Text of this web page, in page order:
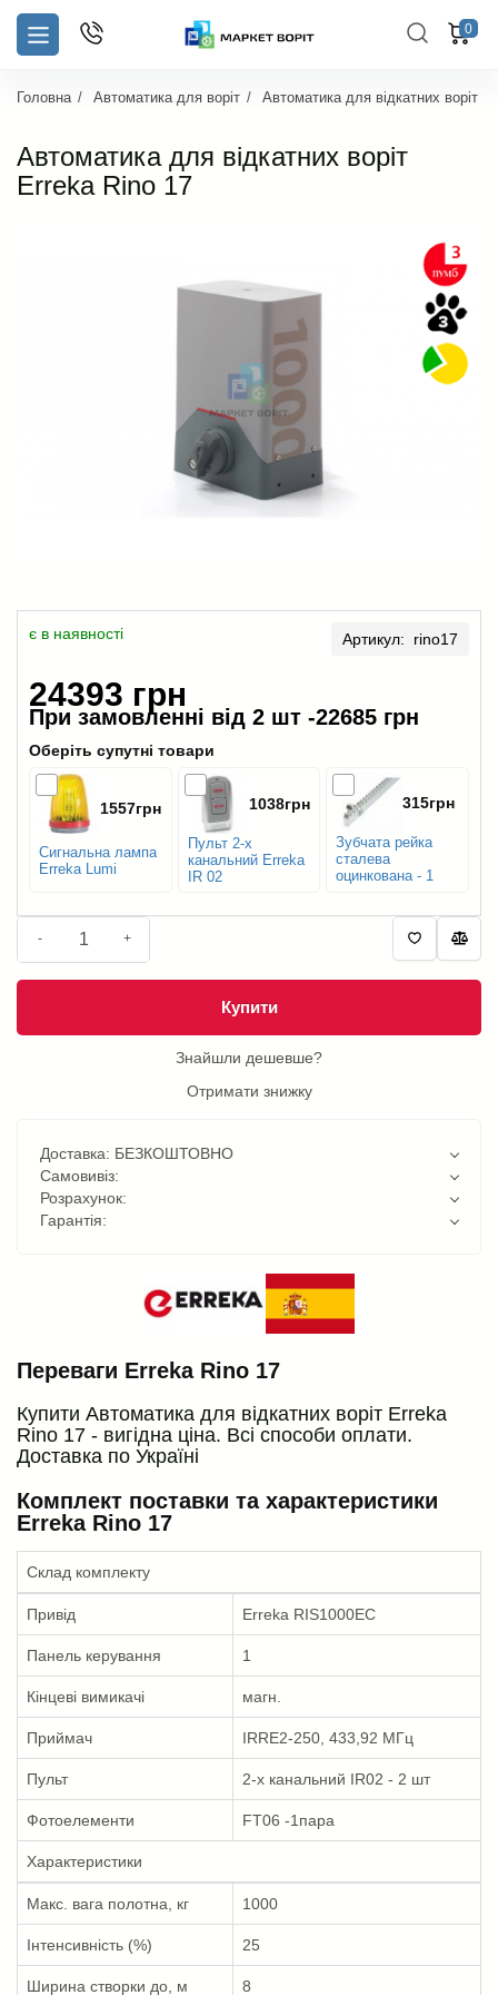
0
Головна Автоматика для воріт Автоматика для відкатних воріт
Автоматика для відкатних воріт
Erreka Rino 17
є в наявності Артикул: rino17
24393 грн
При замовленні від 2 шт -22685 грн
Оберіть супутні товари
Сигнальна лампа
Erreka Lumi
1557грн
Пульт 2-х
канальний Erreka
IR 02
1038грн
Зубчата рейка
сталева
оцинкована - 1
315грн
- +
Купити
Знайшли дешевше?
Отримати знижку
Доставка: БЕЗКОШТОВНО
Самовивіз:
Розрахунок:
Гарантія:
Переваги Erreka Rino 17
Купити Автоматика для відкатних воріт Erreka
Rino 17 - вигідна ціна. Всі способи оплати.
Доставка по Україні
Комплект поставки та характеристики
Erreka Rino 17
Склад комплекту
Привід Erreka RIS1000EC
Панель керування 1
Кінцеві вимикачі магн.
Приймач IRRE2-250, 433,92 МГц
Пульт 2-х канальний IR02 - 2 шт
Фотоелементи FT06 -1пара
Характеристики
Макс. вага полотна, кг 1000
Інтенсивність (%) 25
Ширина створки до, м 8